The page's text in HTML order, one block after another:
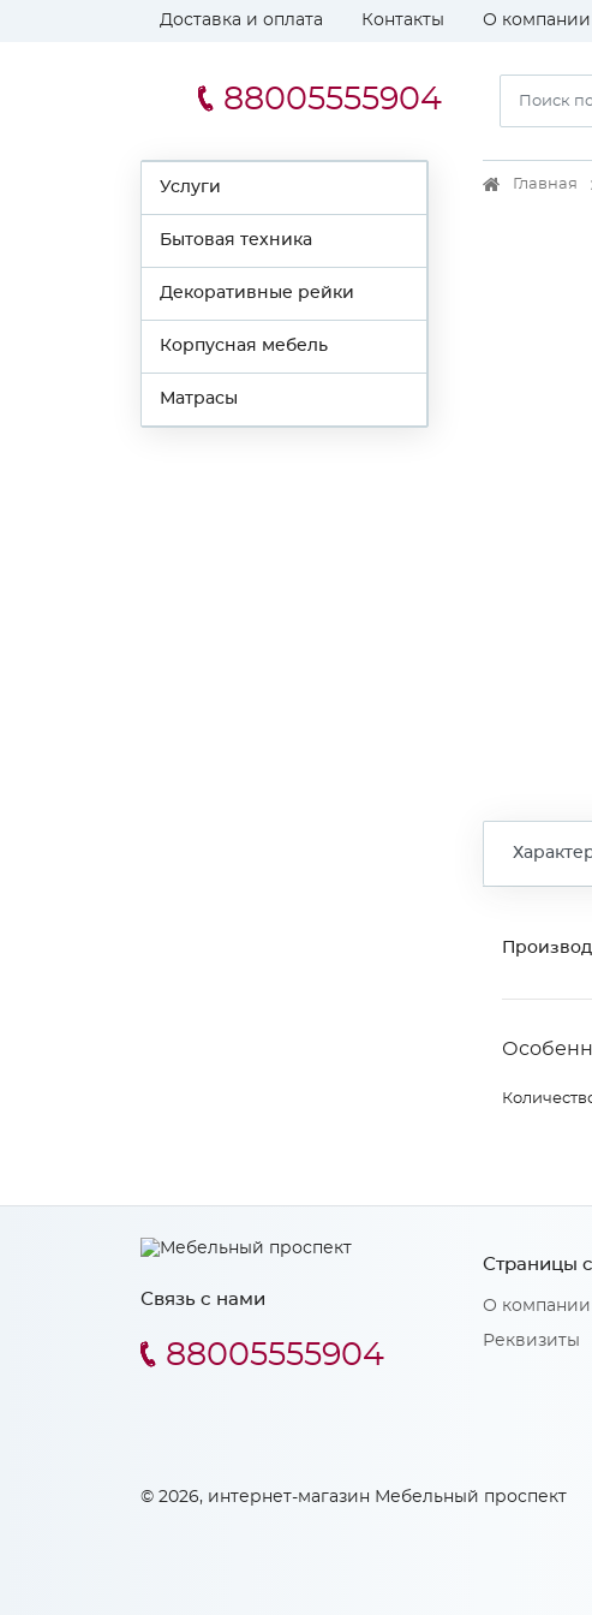
Доставка и оплата Контакты О компании
88005555904
Услуги
Бытовая техника
Декоративные рейки
Корпусная мебель
Матрасы
Главная
Связь с нами
88005555904
Страницы
О компании
Реквизиты
© 2026, интернет-магазин Мебельный проспект